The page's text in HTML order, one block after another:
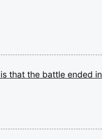
is that the battle ended in